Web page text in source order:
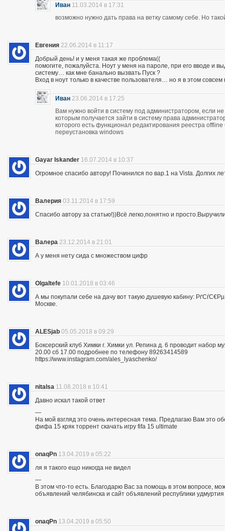
Иван 11.03.2014 в 17:31
возможно нужно дать права на ветку самому себе. Но
Евгения 22.06.2014 в 11:17
Добрый день! и у меня такая же проблема((
помогите, пожалуйста. Ноут у меня на пароле, при его вводе и
систему… как мне банально вызвать Пуск ?
Вход в ноут только в качестве пользователя… но я в этом
Иван 23.06.2014 в 17:25
Вам нужно войти в систему под администратором, если
которым получается зайти в систему права
которого есть функционал редактирования реестра
переустановка windows
Gayar Iskander 16.07.2014 в 10:37
Огромное спасибо автору! Починился по вар.1 на Vista. Долгих
Валерия 03.11.2014 в 17:59
Спасибо автору за статью!))Всё легко,понятно и
Валера 23.12.2014 в 21:01
А у меня нету сида с множеством цифр
OlgaItefe 10.01.2018 в 03:46
А мы покупали себе на дачу вот такую душевую кабину:
Москве.
ALESjab 05.05.2018 в 09:29
Боксерский клуб Химки г. Химки ул. Репина д. 6 проводит набор
20.00 сб 17.00 подробнее по телефону 89263414589
https://www.instagram.com/ales_lyaschenko/
nitalsa 11.08.2018 в 10:41
Давно искал такой ответ
—
На мой взгляд это очень интересная тема. Предлагаю Вам это
фифа 15 кряк торрент скачать игру fifa 15 ultimate
onaqPn 13.04.2019 в 05:22
ля я такого ещо никогда не видел
—
В этом что-то есть. Благодарю Вас за помощь в этом вопросе,
объявлений челябинска и сайт объявлений республики
onaqPn 13.04.2019 в 05:50